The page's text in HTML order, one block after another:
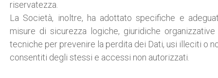
riservatezza.
La Società, inoltre, ha adottato specifiche e
misure di sicurezza logiche, giuridiche
tecniche per prevenire la perdita dei Dati, usi illeciti o
consentiti degli stessi e accessi non autorizzati.